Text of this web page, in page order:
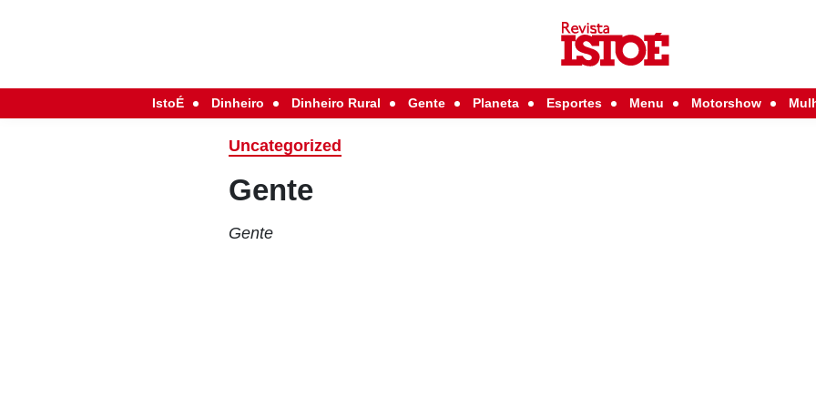
IstoÉ Dinheiro Dinheiro Rural Gente Planeta Esportes Menu Motorshow
Uncategorized
Gente
Gente